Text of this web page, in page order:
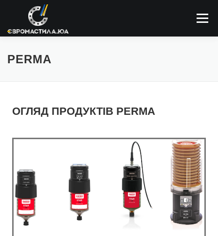
Меню
ПРО КОМПАНІЮ
PERMA
ОГЛЯД ПРОДУКТІВ PERMA